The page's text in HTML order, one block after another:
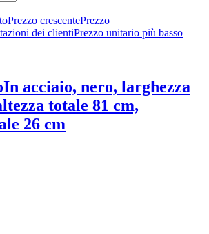
Prezzo crescentePrezzo
dei clientiPrezzo unitario più basso
In acciaio, nero, larghezza
totale 81 cm,
26 cm